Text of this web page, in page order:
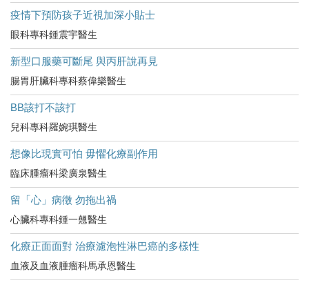
疫情下預防孩子近視加深小貼士
眼科專科鍾震宇醫生
新型口服藥可斷尾 與丙肝說再見
腸胃肝臟科專科蔡偉樂醫生
BB該打不該打
兒科專科羅婉琪醫生
想像比現實可怕 毋懼化療副作用
臨床腫瘤科梁廣泉醫生
留「心」病徵 勿拖出禍
心臟科專科鍾一翹醫生
化療正面面對 治療濾泡性淋巴癌的多樣性
血液及血液腫瘤科馬承恩醫生